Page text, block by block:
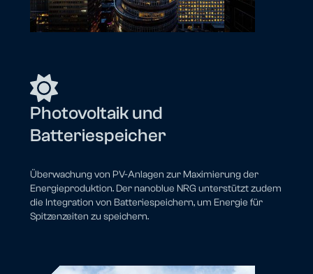
Photovoltaik und
Batteriespeicher
Überwachung von PV-Anlagen zur Maximierung der
Energieproduktion. Der nanoblue NRG unterstützt zudem
die Integration von Batteriespeichern, um Energie für
Spitzenzeiten zu speichern.